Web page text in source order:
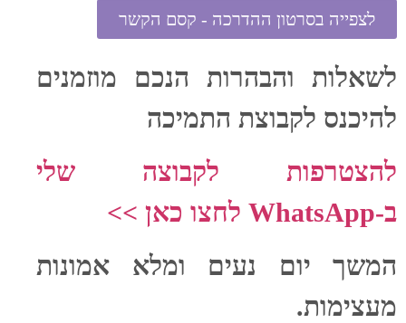
לצפייה בסרטון ההדרכה - קסם הקשר
לשאלות והבהרות הנכם מוזמנים
להיכנס לקבוצת התמיכה
להצטרפות לקבוצה שלי
ב-‏WhatsApp‏ לחצו כאן >>
המשך יום נעים ומלא אמונות
מעצימות.